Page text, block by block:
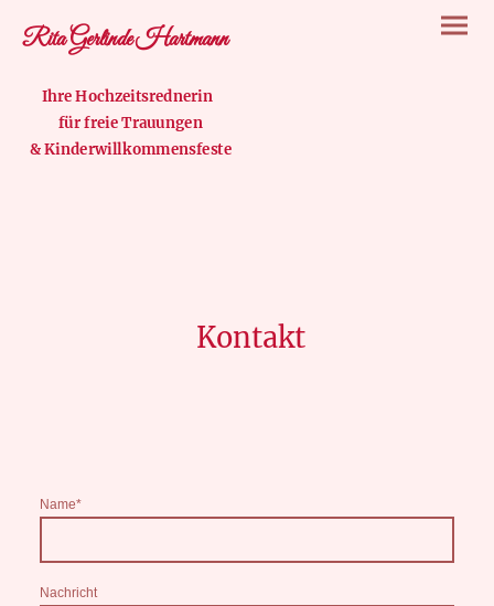
Rita Gerlinde Hartmann
Ihre Hochzeitsrednerin
für freie Trauungen
& Kinderwillkommensfeste
Kontakt
Name*
Nachricht